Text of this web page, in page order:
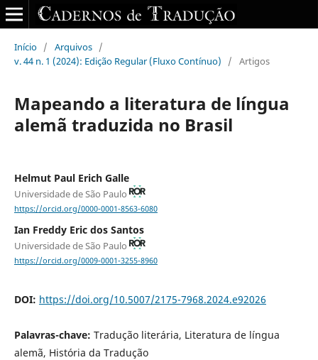
Início / Arquivos /
v. 44 n. 1 (2024): Edição Regular (Fluxo Contínuo)
/ Artigos
Mapeando a literatura de língua
alemã traduzida no Brasil
Helmut Paul Erich Galle
Universidade de São Paulo
https://orcid.org/0000-0001-8563-6080
Ian Freddy Eric dos Santos
Universidade de São Paulo
https://orcid.org/0009-0001-3255-8960
DOI: https://doi.org/10.5007/2175-7968.2024.e92026
Palavras-chave: Tradução literária, Literatura de língua
alemã, História da Tradução